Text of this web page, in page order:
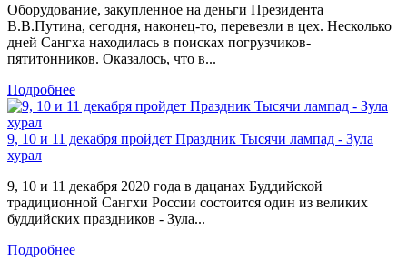
Оборудование, закупленное на деньги Президента
В.В.Путина, сегодня, наконец-то, перевезли в цех. Несколько
дней Сангха находилась в поисках погрузчиков-
пятитонников. Оказалось, что в...
Подробнее
9, 10 и 11 декабря пройдет Праздник Тысячи лампад - Зула
хурал
9, 10 и 11 декабря 2020 года в дацанах Буддийской
традиционной Сангхи России состоится один из великих
буддийских праздников - Зула...
Подробнее